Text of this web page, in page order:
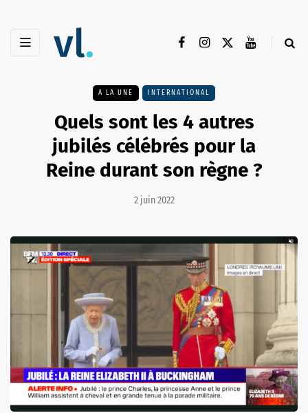
A LA UNE INTERNATIONAL
Quels sont les 4 autres
jubilés célébrés pour la
Reine durant son règne ?
2 juin 2022